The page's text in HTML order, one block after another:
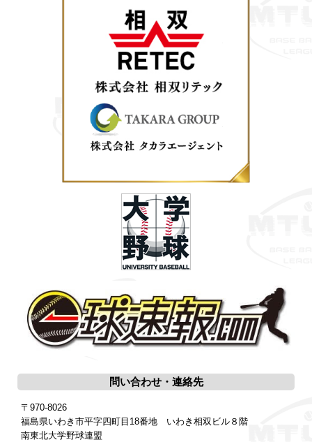
問い合わせ・連絡先
〒970-8026
福島県いわき市平字四町目18番地 いわき相双ビル８階
南東北大学野球連盟